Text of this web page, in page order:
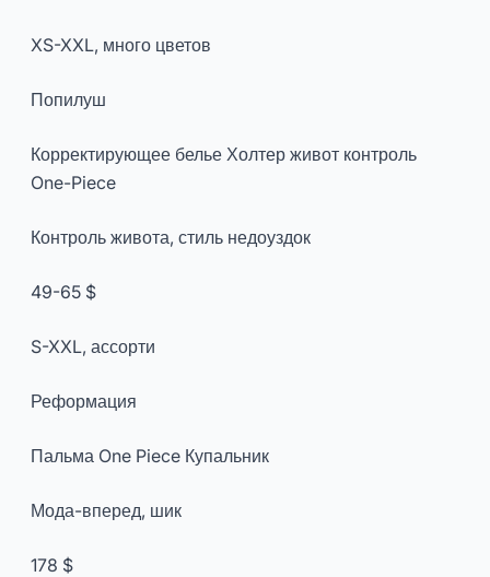
XS-XXL, много цветов
Попилуш
Корректирующее белье Холтер живот контроль
One-Piece
Контроль живота, стиль недоуздок
49-65 $
S-XXL, ассорти
Реформация
Пальма One Piece Купальник
Мода-вперед, шик
178 $